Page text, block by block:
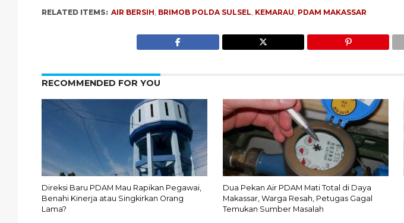
RELATED ITEMS: AIR BERSIH, BRIMOB POLDA SULSEL, KEMARAU, PDAM MAKASSAR
RECOMMENDED FOR YOU
Direksi Baru PDAM Mau Rapikan Pegawai,
Benahi Kinerja atau Singkirkan Orang
Lama?
Dua Pekan Air PDAM Mati Total di Daya
Makassar, Warga Resah, Petugas Gagal
Temukan Sumber Masalah